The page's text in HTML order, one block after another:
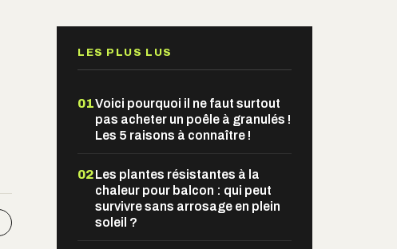
LES PLUS LUS
01Voici pourquoi il ne faut surtout
pas acheter un poêle à granulés !
Les 5 raisons à connaître !
02Les plantes résistantes à la
chaleur pour balcon : qui peut
survivre sans arrosage en plein
soleil ?